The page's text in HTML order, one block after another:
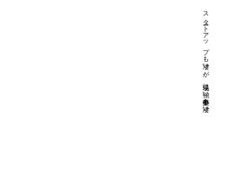
スタートアップも凄いが、現場に強い中小企業も凄い。